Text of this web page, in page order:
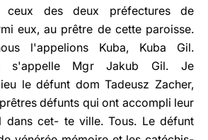
des deux préfectures de
eux, au prêtre de cette paroisse.
l'appelions Kuba, Kuba Gil.
s'appelle Mgr Jakub Gil. Je
le défunt dom Tadeusz Zacher,
défunts qui ont accompli leur
dans cet- te ville. Tous. Le défunt